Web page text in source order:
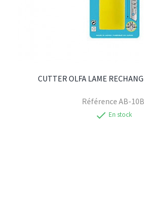
CUTTER OLFA LAME
Référence AB-10B
check En stock